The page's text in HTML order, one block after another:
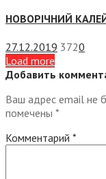
НОВОРІЧНИЙ
27.12.2019 3720
Load more
Добавить
Ваш адрес email не
помечены *
Комментарий *